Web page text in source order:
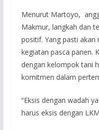
Menurut Martoyo,
Makmur, langkah dan
positif. Yang pasti
kegiatan pasca panen.
dengan kelompok tani
komitmen dalam
“Eksis dengan wadah
harus eksis dengan